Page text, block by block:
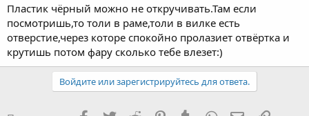
Пластик чёрный можно не откручивать.Там если
посмотришь,то толи в раме,толи в вилке есть
отверстие,через которе спокойно пролазиет отвёртка и
крутишь потом фару сколько тебе влезет:)
Войдите или зарегистрируйтесь для ответа.